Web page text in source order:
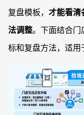
复盘模板， 才能看清
法调整。下面结合门
标和复盘方法，适用